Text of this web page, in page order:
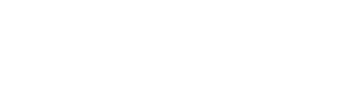
problémák? Erről